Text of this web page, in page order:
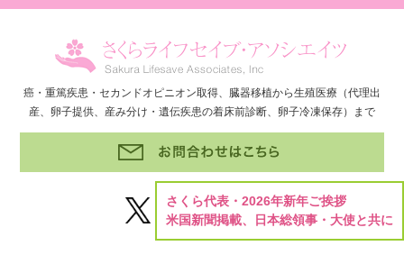
癌・重篤疾患・セカンドオピニオン取得、臓器移植から生殖医療（代理出
産、卵子提供、産み分け・遺伝疾患の着床前診断、卵子冷凍保存）まで
さくら代表・2026年新年ご挨拶
米国新聞掲載、日本総領事・大使と共に